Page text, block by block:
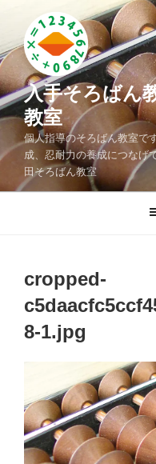
テ
ン
ツ
へ
ス
ッ
入手そろばん
教室
個人指導のそろばん教室で
成、忍耐力の養成につなげ
田そろばん教室
cropped-
8-1.jpg